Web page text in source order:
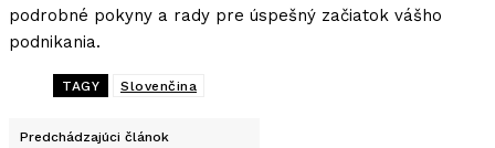
podrobné pokyny a rady pre úspešný začiatok vášho
podnikania.
TAGY Slovenčina
Predchádzajúci článok